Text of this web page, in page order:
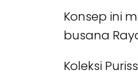
Konsep ini
busana
Koleksi